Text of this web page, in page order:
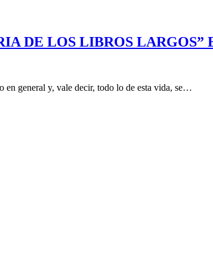
DE LOS LIBROS
en general y, vale decir, todo lo de esta vida, se…